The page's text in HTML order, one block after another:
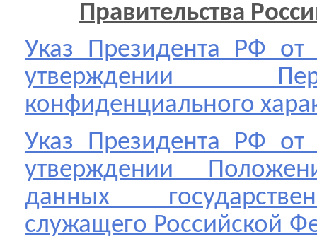
Правительства
Указ Президента РФ
утверждении
конфиденциального
Указ Президента РФ
утверждении
данных
служащего Российской